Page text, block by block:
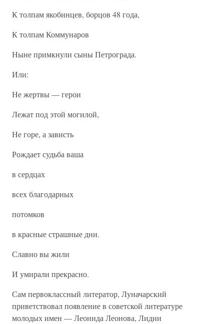
К толпам якобинцев, борцов 48 года,
К толпам Коммунаров
Ныне примкнули сыны Петрограда.
Или:
Не жертвы — герои
Лежат под этой могилой,
Не горе, а зависть
Рождает судьба ваша
в сердцах
всех благодарных
потомков
в красные страшные дни.
Славно вы жили
И умирали прекрасно.
Сам первоклассный литератор, Луначарский
приветствовал появление в советской литературе
молодых имен — Леонида Леонова, Лидии